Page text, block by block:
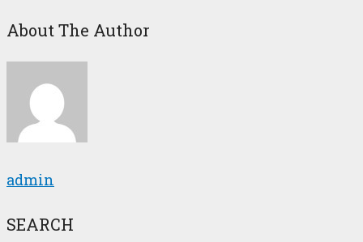
About The Author
admin
SEARCH